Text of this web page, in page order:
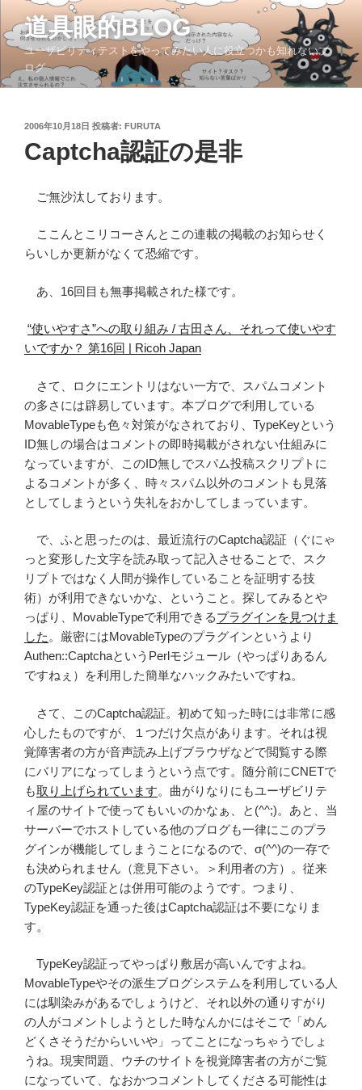
ン
テ
ツ
道具眼的BLOG
ユーザビリティテストをやってみたい人に役立つかも知れないブ
ログ
投
日:
2006年10月18日 投稿者: FURUTA
Captcha認証の是非
ご無沙汰しております。
ここんとこリコーさんとこの連載の掲載のお知らせく
らいしか更新がなくて恐縮です。
あ、16回目も無事掲載された様です。
“使いやすさ”への取り組み / 古田さん、それって使いやす
いですか？ 第16回 | Ricoh Japan
さて、ロクにエントリはない一方で、スパムコメント
の多さには辟易しています。本ブログで利用している
MovableTypeも色々対策がなされており、TypeKeyという
ID無しの場合はコメントの即時掲載がされない仕組みに
なっていますが、このID無しでスパム投稿スクリプトに
よるコメントが多く、時々スパム以外のコメントも見落
としてしまうという失礼をおかしてしまっています。
で、ふと思ったのは、最近流行のCaptcha認証（ぐにゃ
っと変形した文字を読み取って記入させることで、スク
リプトではなく人間が操作していることを証明する技
術）が利用できないかな、ということ。探してみるとや
っぱり、MovableTypeで利用できるプラグインを見つけま
した 。厳密にはMovableTypeのプラグインというより
Authen::CaptchaというPerlモジュール（やっぱりあるん
ですねぇ）を利用した簡単なハックみたいですね。
さて、このCaptcha認証。初めて知った時には非常に感
心したものですが、１つだけ欠点があります。それは視
覚障害者の方が音声読み上げブラウザなどで閲覧する際
にバリアになってしまうという点です。随分前にCNETで
も取り上げられています。曲がりなりにもユーザビリテ
ィ屋のサイトで使ってもいいのかなぁ、と(^^;)。あと、当
サーバーでホストしている他のブログも一律にこのプラ
グインが機能してしまうことになるので、σ(^^)の一存で
も決められません（意見下さい。＞利用者の方）。従来
のTypeKey認証とは併用可能のようです。つまり、
TypeKey認証を通った後はCaptcha認証は不要になりま
す。
TypeKey認証ってやっぱり敷居が高いんですよね。
MovableTypeやその派生ブログシステムを利用している人
には馴染みがあるでしょうけど、それ以外の通りすがり
の人がコメントしようとした時なんかにはそこで「めん
どくさそうだからいいや」ってことになっちゃうでしょ
うね。現実問題、ウチのサイトを視覚障害者の方がご覧
になっていて、なおかつコメントしてくださる可能性は